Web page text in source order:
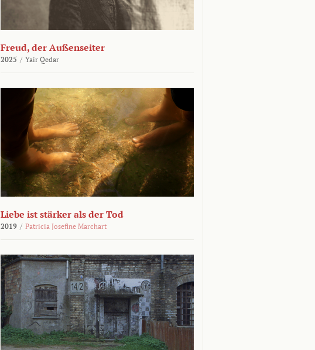
Freud, der Außenseiter
2025 / Yair Qedar
Liebe ist stärker als der Tod
2019 / Patricia Josefine Marchart